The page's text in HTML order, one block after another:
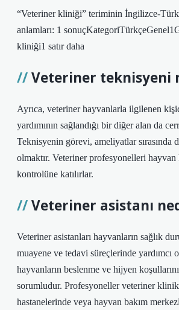
“Veteriner kliniği” teriminin İngilizce-
anlamları: 1
kliniği1 satır daha
Veteriner teknisyeni
Ayrıca, veteriner hayvanlarla ilgilenen
yardımının sağlandığı bir diğer alan da
Teknisyenin görevi, ameliyatlar sırasında
olmaktır. Veteriner profesyonelleri hayvan
kontrolüne katılırlar.
Veteriner asistanı
Veteriner asistanları hayvanların sağlık
muayene ve tedavi süreçlerinde yardımcı
hayvanların beslenme ve hijyen
sorumludur. Profesyoneller veteriner
hastanelerinde veya hayvan bakım